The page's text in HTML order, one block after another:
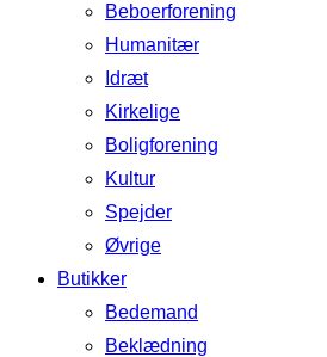
Beboerforening
Humanitær
Idræt
Kirkelige
Boligforening
Kultur
Spejder
Øvrige
Butikker
Bedemand
Beklædning